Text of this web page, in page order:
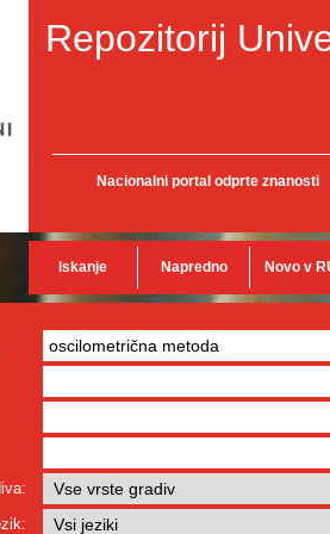
Repozitorij
Nacionalni portal odprte znanosti
Iskanje Napredno Novo v